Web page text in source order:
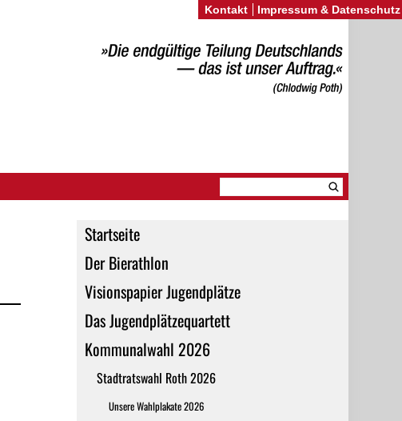
Startseite
Der Bierathlon
Visionspapier Jugendplätze
Das Jugendplätzequartett
Kommunalwahl 2026
Stadtratswahl Roth 2026
Unsere Wahlplakate 2026
Kontakt Impressum & Datenschutz